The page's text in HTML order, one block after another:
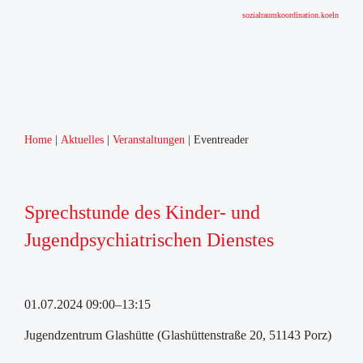
sozialraumkoordination.koeln
Home Aktuelles Veranstaltungen Eventreader
Sprechstunde des Kinder- und
Jugendpsychiatrischen Dienstes
01.07.2024 09:00–13:15
Jugendzentrum Glashütte (Glashüttenstraße 20, 51143 Porz)